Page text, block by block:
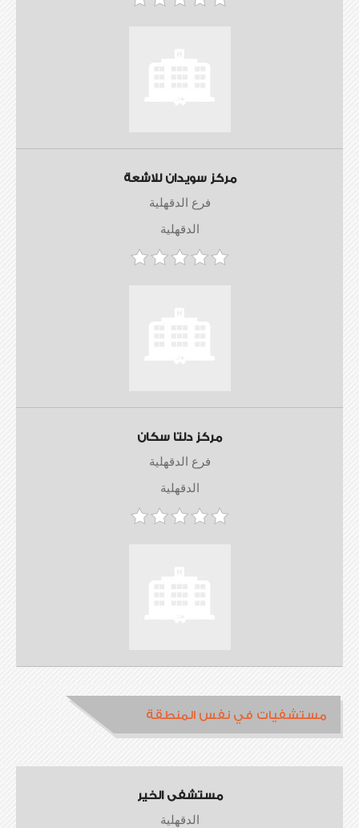
مركز سويدان للاشعة
فرع الدقهلية
الدقهلية
مركز دلتا سكان
فرع الدقهلية
الدقهلية
مستشفيات في نفس المنطقة
مستشفى الخير
الدقهلية